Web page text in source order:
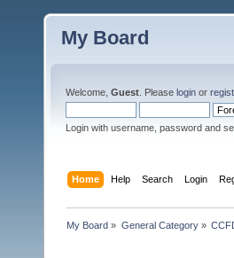
My Board
Welcome, Guest . Please login or
Login with username, password and
Home Help Search Login
My Board » General Category»